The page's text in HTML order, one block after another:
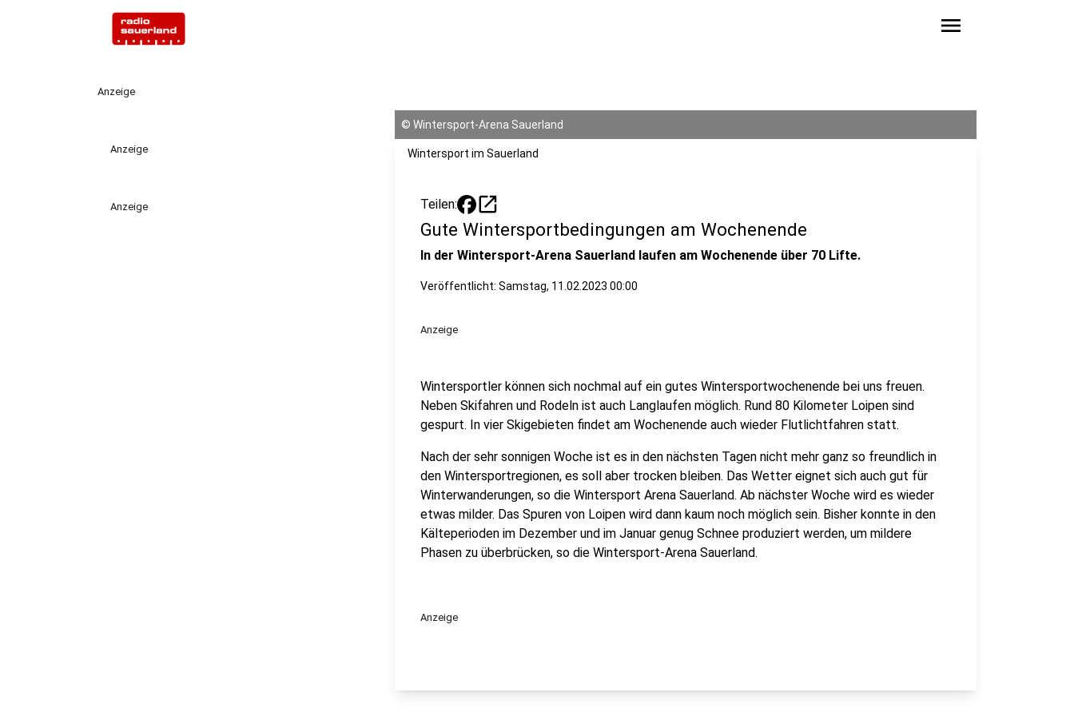
menu
Anzeige
Anzeige
Anzeige
© Wintersport-Arena Sauerland
Wintersport im Sauerland
Teilen: open_in_new
Gute Wintersportbedingungen am Wochenende
In der Wintersport-Arena Sauerland laufen am Wochenende über 70 Lifte.
Veröffentlicht: Samstag, 11.02.2023 00:00
Anzeige
Wintersportler können sich nochmal auf ein gutes Wintersportwochenende bei uns freuen.
Neben Skifahren und Rodeln ist auch Langlaufen möglich. Rund 80 Kilometer Loipen sind
gespurt. In vier Skigebieten findet am Wochenende auch wieder Flutlichtfahren statt.
Nach der sehr sonnigen Woche ist es in den nächsten Tagen nicht mehr ganz so freundlich in
den Wintersportregionen, es soll aber trocken bleiben. Das Wetter eignet sich auch gut für
Winterwanderungen, so die Wintersport Arena Sauerland. Ab nächster Woche wird es wieder
etwas milder. Das Spuren von Loipen wird dann kaum noch möglich sein. Bisher konnte in den
Kälteperioden im Dezember und im Januar genug Schnee produziert werden, um mildere
Phasen zu überbrücken, so die Wintersport-Arena Sauerland.
Anzeige